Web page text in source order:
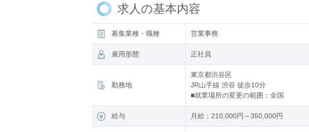
求人の基本内容
募集業種・職種 営業事務
雇用形態 正社員
勤務地
東京都渋谷区
JR山手線 渋谷 徒歩10分
■就業場所の変更の範囲：全国
給与 月給：210,000円～350,000円